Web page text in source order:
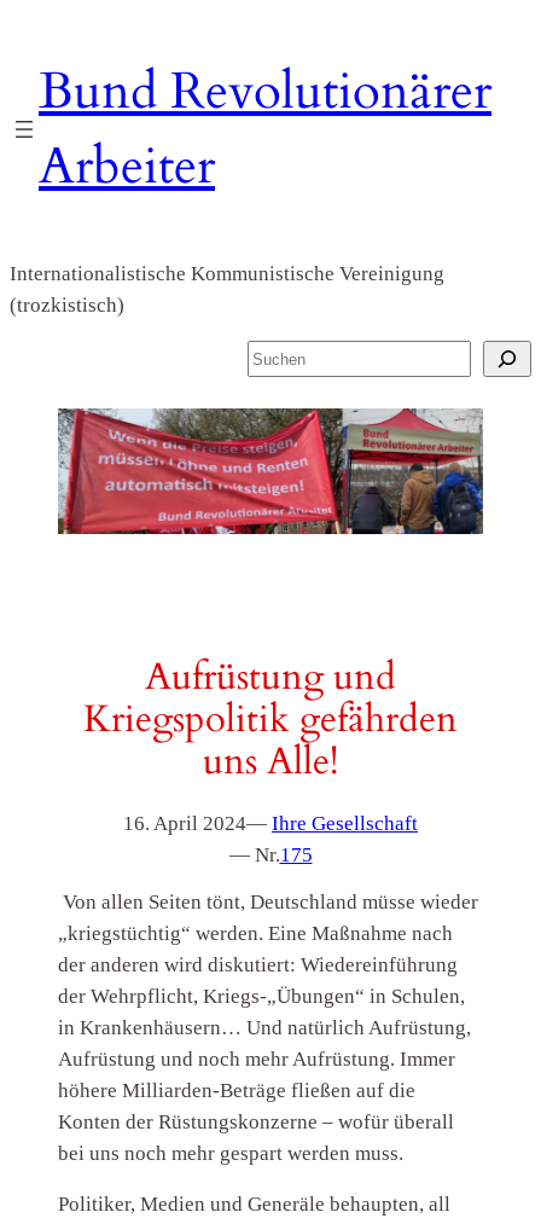
springen
Bund Revolutionärer
Arbeiter
Internationalistische Kommunistische Vereinigung
(trozkistisch)
S
c
h
e
n
Aufrüstung und
Kriegspolitik gefährden
uns Alle!
16. April 2024— Ihre Gesellschaft
— Nr.175
Von allen Seiten tönt, Deutschland müsse wieder
„kriegstüchtig“ werden. Eine Maßnahme nach
der anderen wird diskutiert: Wiedereinführung
der Wehrpflicht, Kriegs-„Übungen“ in Schulen,
in Krankenhäusern… Und natürlich Aufrüstung,
Aufrüstung und noch mehr Aufrüstung. Immer
höhere Milliarden-Beträge fließen auf die
Konten der Rüstungskonzerne – wofür überall
bei uns noch mehr gespart werden muss.
Politiker, Medien und Generäle behaupten, all